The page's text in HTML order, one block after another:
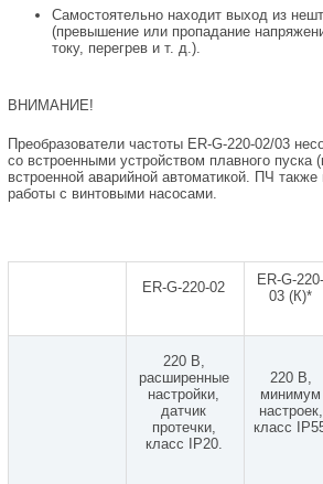
Самостоятельно находит выход из
(превышение или пропадание
току, перегрев и т. д.).
ВНИМАНИЕ!
Преобразователи частоты ER-G-220-02/03
со встроенными устройством плавного пуска
встроенной аварийной автоматикой. ПЧ
работы с винтовыми насосами.
ER-G-220-02
ER-G-220-
03 (К)*
220 В,
расширенные
настройки,
датчик
протечки,
класс IP20.
220 В,
минимум
настроек,
класс